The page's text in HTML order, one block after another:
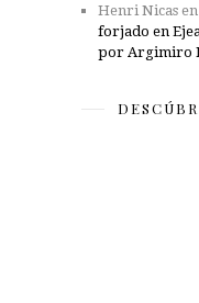
Henri Nicas en
forjado en
por Argimiro